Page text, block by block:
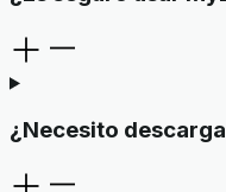
¿Necesito